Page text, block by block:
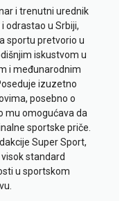
i trenutni urednik
odrastao u Srbiji,
sportu pretvorio u
iskustvom u
i međunarodnim
izuzetno
posebno o
mu omogućava da
sportske priče.
Super Sport,
standard
u sportskom